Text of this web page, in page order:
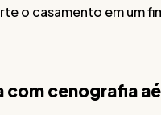
o casamento em um
cenografia